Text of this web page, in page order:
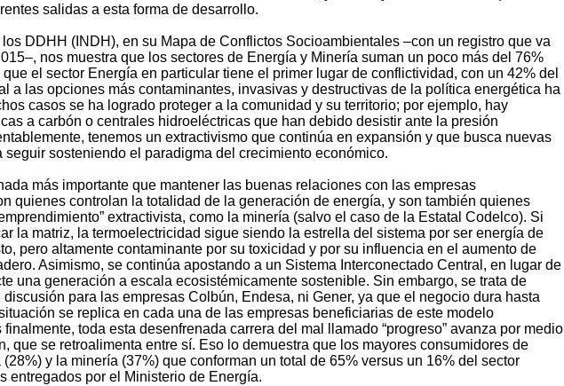
salidas a esta forma de desarrollo.
DDHH (INDH), en su Mapa de Conflictos Socioambientales –con un registro que va
nos muestra que los sectores de Energía y Minería suman un poco más del 76%
el sector Energía en particular tiene el primer lugar de conflictividad, con un 42% del
a las opciones más contaminantes, invasivas y destructivas de la política energética ha
casos se ha logrado proteger a la comunidad y su territorio; por ejemplo, hay
a carbón o centrales hidroeléctricas que han debido desistir ante la presión
tenemos un extractivismo que continúa en expansión y que busca nuevas
seguir sosteniendo el paradigma del crecimiento económico.
más importante que mantener las buenas relaciones con las empresas
quienes controlan la totalidad de la generación de energía, y son también quienes
extractivista, como la minería (salvo el caso de la Estatal Codelco). Si
la matriz, la termoelectricidad sigue siendo la estrella del sistema por ser energía de
pero altamente contaminante por su toxicidad y por su influencia en el aumento de
Asimismo, se continúa apostando a un Sistema Interconectado Central, en lugar de
una generación a escala ecosistémicamente sostenible. Sin embargo, se trata de
para las empresas Colbún, Endesa, ni Gener, ya que el negocio dura hasta
se replica en cada una de las empresas beneficiarias de este modelo
toda esta desenfrenada carrera del mal llamado “progreso” avanza por medio
que se retroalimenta entre sí. Eso lo demuestra que los mayores consumidores de
y la minería (37%) que conforman un total de 65% versus un 16% del sector
entregados por el Ministerio de Energía.